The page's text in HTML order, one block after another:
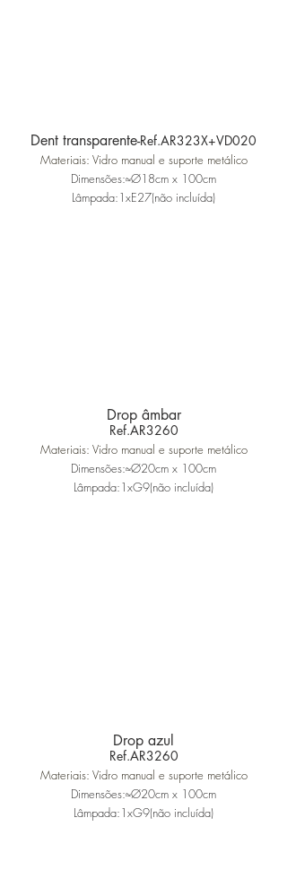
Dent transparente-Ref.AR323X+VD020
Materiais: Vidro manual e suporte metálico
Dimensões:≈Ø18cm x 100cm
Lâmpada:1xE27(não incluída)
Drop âmbar
Ref.AR3260
Materiais: Vidro manual e suporte metálico
Dimensões:≈Ø20cm x 100cm
Lâmpada:1xG9(não incluída)
Drop azul
Ref.AR3260
Materiais: Vidro manual e suporte metálico
Dimensões:≈Ø20cm x 100cm
Lâmpada:1xG9(não incluída)